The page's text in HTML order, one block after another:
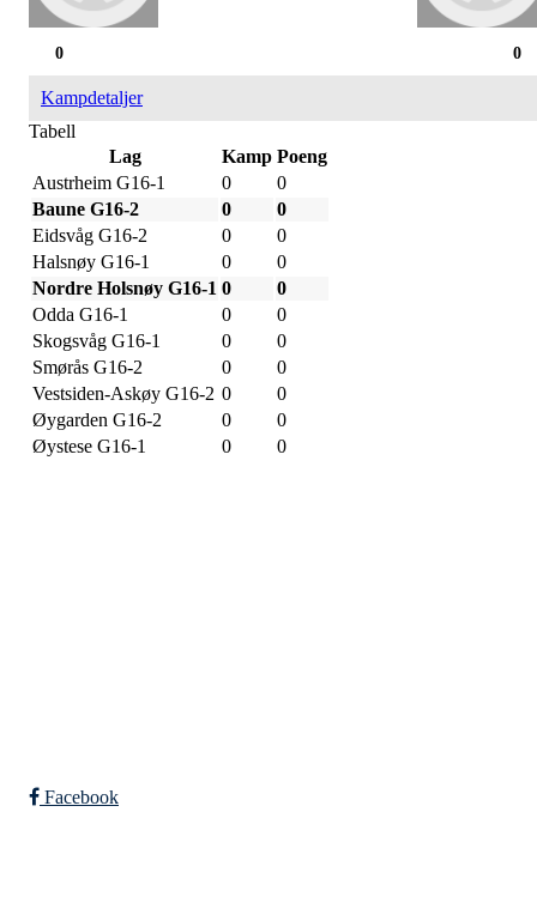
0
0
Kampdetaljer
Tabell
Lag
Kamp Poeng
Austrheim G16-1
0
0
Baune G16-2
0
0
Eidsvåg G16-2
0
0
Halsnøy G16-1
0
0
Nordre Holsnøy G16-1 0
0
Odda G16-1
0
0
Skogsvåg G16-1
0
0
Smørås G16-2
0
0
Vestsiden-Askøy G16-2 0
0
Øygarden G16-2
0
0
Øystese G16-1
0 0
Facebook